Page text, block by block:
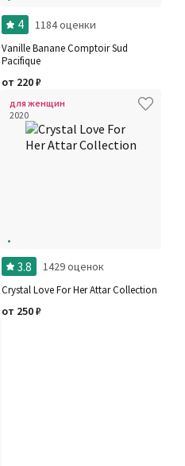
4 1184 оценки
Vanille Banane Comptoir Sud
Pacifique
от 220₽
для женщин
2020
3.8 1429 оценок
Crystal Love For Her Attar Collection
от 250₽